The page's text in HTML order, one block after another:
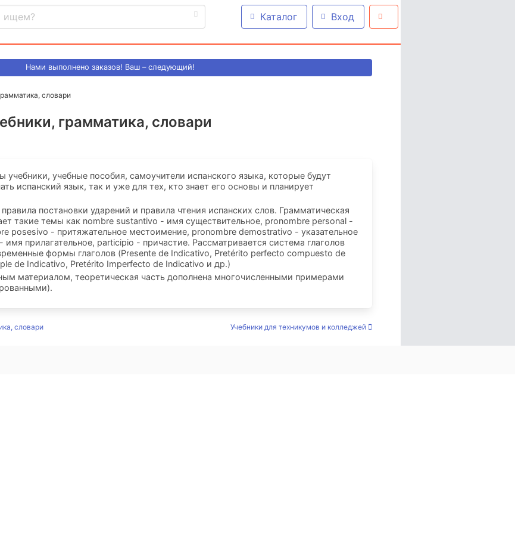
Каталог Вход
Нами выполнено заказов! Ваш – следующий!
словари
грамматика, словари
учебники, учебные пособия, самоучители испанского языка, которые будут
испанский язык, так и уже для тех, кто знает его основы и планирует
постановки ударений и правила чтения испанских слов. Грамматическая
такие темы как nombre sustantivo - имя существительное, pronombre personal -
posesivo - притяжательное местоимение, pronombre demostrativo - указательное
прилагательное, participio - причастие. Рассматривается система глаголов
формы глаголов (Presente de Indicativo, Pretérito perfecto compuesto de
de Indicativo, Pretérito Imperfecto de Indicativo и др.)
материалом, теоретическая часть дополнена многочисленными примерами
словари Учебники для техникумов и колледжей